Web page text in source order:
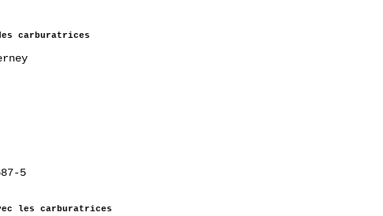
carburatrices
5
les carburatrices